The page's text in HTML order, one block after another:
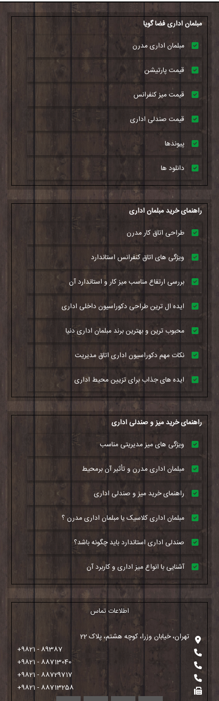
مبلمان اداری فضا گویا
مبلمان اداری مدرن
قیمت پارتیشن
قیمت میز کنفرانس
قیمت صندلی اداری
پیوندها
دانلود ها
راهنمای خرید مبلمان اداری
طراحی اتاق کار مدرن
ویژگی های اتاق کنفرانس استاندارد
بررسی ارتفاع مناسب میز کار و استاندارد آن
ایده ال ترین طراحی دکوراسیون داخلی اداری
محبوب ترین و بهترین برند مبلمان اداری دنیا
نکات مهم دکوراسیون اداری اتاق مدیریت
ایده های جذاب برای تزیین محیط اداری
راهنمای خرید میز و صندلی اداری
ویژگی های میز مدیریتی مناسب
مبلمان اداری مدرن و تأثیر آن برمحیط
راهنمای خرید میز و صندلی اداری
مبلمان اداری کلاسیک یا مبلمان اداری مدرن ؟
صندلی اداری استاندارد باید چگونه باشد؟
آشنایی با انواع میز اداری و کاربرد آن
اطلاعات تماس
تهران، خیابان وزرا، کوچه هشتم، پلاک 22
+9821 - 89387
+9821 - 88713040
+9821 - 88729717
+9821 - 88713258